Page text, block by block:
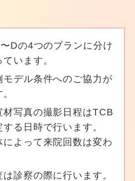
Dの4つのプランに分け
います。
デル条件へのご協力が
材写真の撮影日程はTCB
る日時で行います。
によって来院回数は変わ
診察の際に行います。